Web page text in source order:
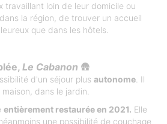
travaillant loin de leur domicile ou
la région, de trouver un accueil
que dans les hôtels.
Le Cabanon 🛖
d'un séjour plus autonome . Il
dans le jardin.
entièrement restaurée en 2021. Elle
une possibilité de couchage